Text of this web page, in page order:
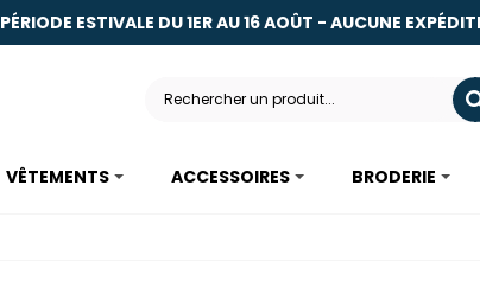
PÉRIODE ESTIVALE DU 1ER AU 16 AOÛT - AUCUNE
VÊTEMENTS ACCESSOIRES BRODERIE